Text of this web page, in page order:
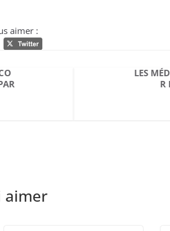
aimer :
LES
R
aimer